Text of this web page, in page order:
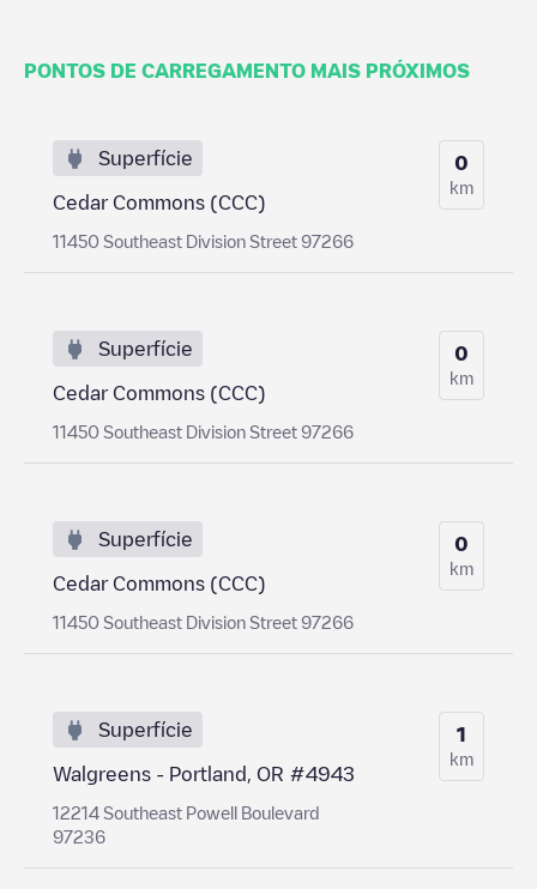
PONTOS DE CARREGAMENTO MAIS PRÓXIMOS
Superfície
Cedar Commons (CCC)
11450 Southeast Division Street 97266
0
km
Superfície
Cedar Commons (CCC)
11450 Southeast Division Street 97266
0
km
Superfície
Cedar Commons (CCC)
11450 Southeast Division Street 97266
0
km
Superfície
Walgreens - Portland, OR #4943
12214 Southeast Powell Boulevard
97236
1
km